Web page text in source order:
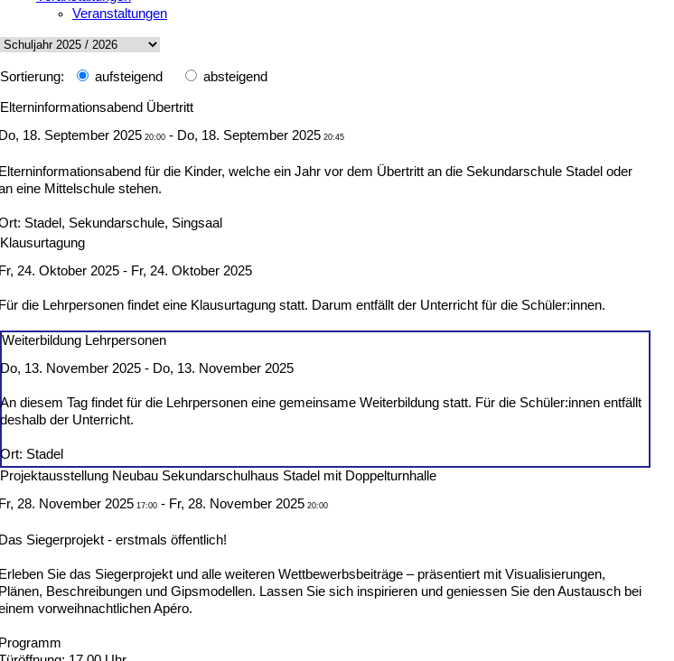
Veranstaltungen
Sortierung: aufsteigend absteigend
Elterninformationsabend Übertritt
18. September 2025 20:00 - Do, 18. September 2025 20:45
für die Kinder, welche ein Jahr vor dem Übertritt an die Sekundarschule Stadel oder
eine Mittelschule stehen.
Stadel, Sekundarschule, Singsaal
Klausurtagung
24. Oktober 2025 - Fr, 24. Oktober 2025
die Lehrpersonen findet eine Klausurtagung statt. Darum entfällt der Unterricht für die Schüler:innen.
Weiterbildung Lehrpersonen
Do, 13. November 2025 - Do, 13. November 2025
An diesem Tag findet für die Lehrpersonen eine gemeinsame Weiterbildung statt. Für die Schüler:innen entfällt
deshalb der Unterricht.
Ort: Stadel
Projektausstellung Neubau Sekundarschulhaus Stadel mit Doppelturnhalle
28. November 2025 17:00 - Fr, 28. November 2025 20:00
Siegerprojekt - erstmals öffentlich!
Sie das Siegerprojekt und alle weiteren Wettbewerbsbeiträge – präsentiert mit Visualisierungen,
Beschreibungen und Gipsmodellen. Lassen Sie sich inspirieren und geniessen Sie den Austausch bei
vorweihnachtlichen Apéro.